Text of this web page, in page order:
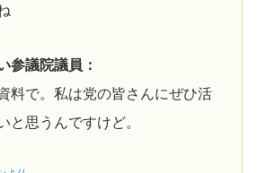
参議院議員：
料で。私は党の皆さんにぜひ活
と思うんですけど。